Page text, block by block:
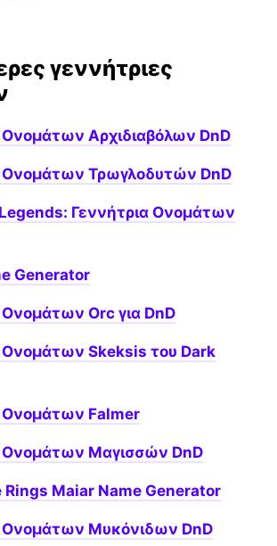
γεννήτριες
Ονομάτων Αρχιδιαβόλων DnD
Ονομάτων Τρωγλοδυτών DnD
Γεννήτρια Ονομάτων
Generator
Ονομάτων Orc για DnD
Ονομάτων Skeksis του Dark
Ονομάτων Falmer
Ονομάτων Μαγισσών DnD
Rings Maiar Name Generator
Ονομάτων Μυκόνιδων DnD